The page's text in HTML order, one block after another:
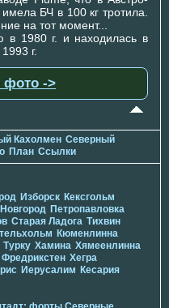
БЧ в 100 кг тротила.
на тот момент...
в 1980 г. и находилась в
г.
->
Кахолмен Северный
План Ссылки
Изборск Кексгольм
Новгород Петропавловка
Старая Ладога Тихвин
Кюменлинна
Турку Хамина Хямеенлинна
Фредрикстен Хегра
Иерусалим Кесария